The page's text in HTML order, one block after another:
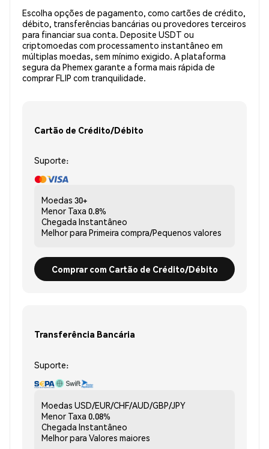
Escolha opções de pagamento, como cartões de crédito,
débito, transferências bancárias ou provedores terceiros
para financiar sua conta. Deposite USDT ou
criptomoedas com processamento instantâneo em
múltiplas moedas, sem mínimo exigido. A plataforma
segura da Phemex garante a forma mais rápida de
comprar FLIP com tranquilidade.
Cartão de Crédito/Débito
Suporte:
Moedas 30+
Menor Taxa 0.8%
Chegada Instantâneo
Melhor para Primeira compra/Pequenos valores
Comprar com Cartão de Crédito/Débito
Transferência Bancária
Suporte:
Moedas USD/EUR/CHF/AUD/GBP/JPY
Menor Taxa 0.08%
Chegada Instantâneo
Melhor para Valores maiores